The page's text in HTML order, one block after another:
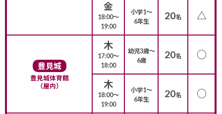
金
18:00〜
19:00
小学1〜
6年生
20名 △
豊見城
豊見城体育館
（屋内）
木
17:00〜
18:00
幼児3歳〜
6歳
20名 ○
木
18:00〜
19:00
小学1〜
6年生
20名 ○